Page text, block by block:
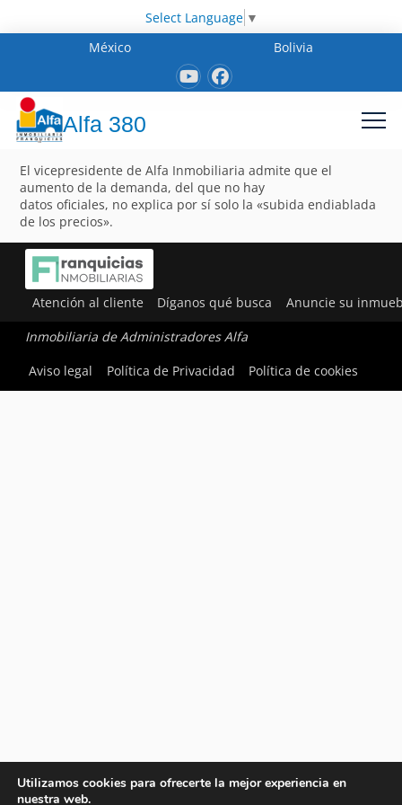
Select Language ▼
México
Bolivia
Alfa 380
El vicepresidente de Alfa Inmobiliaria admite que el
aumento de la demanda, del que no hay
datos oficiales, no explica por sí solo la «subida endiablada
de los precios».
Atención al cliente Díganos qué busca Anuncie su
Inmobiliaria de Administradores Alfa
Aviso legal
Política de Privacidad Política de cookies
Utilizamos cookies para ofrecerte la mejor experiencia en
nuestra web.